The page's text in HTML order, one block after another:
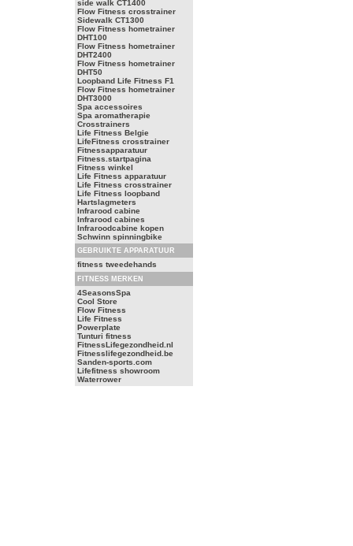
side walk CT1400
Flow Fitness crosstrainer
Sidewalk CT1300
Flow Fitness hometrainer
DHT100
Flow Fitness hometrainer
DHT2400
Flow Fitness hometrainer
DHT50
Loopband Life Fitness F1
Flow Fitness hometrainer
DHT3000
Spa accessoires
Spa aromatherapie
Crosstrainers
Life Fitness Belgie
LifeFitness crosstrainer
Fitnessapparatuur
Fitness.startpagina
Fitness winkel
Life Fitness apparatuur
Life Fitness crosstrainer
Life Fitness loopband
Hartslagmeters
Infrarood cabine
Infrarood cabines
Infraroodcabine kopen
Schwinn spinningbike
GEBRUIKTE APPARATUUR
fitness tweedehands
FITNESS MERKEN
4SeasonsSpa
Cool Store
Flow Fitness
Life Fitness
Powerplate
Tunturi fitness
FitnessLifegezondheid.nl
Fitnesslifegezondheid.be
Sanden-sports.com
Lifefitness showroom
Waterrower